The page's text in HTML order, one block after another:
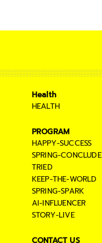
Health
HEALTH
PROGRAM
HAPPY-SUCCESS
SPRING-CONCLUDE
TRIED
KEEP-THE-WORLD
SPRING-SPARK
AI-INFLUENCER
STORY-LIVE
CONTACT US